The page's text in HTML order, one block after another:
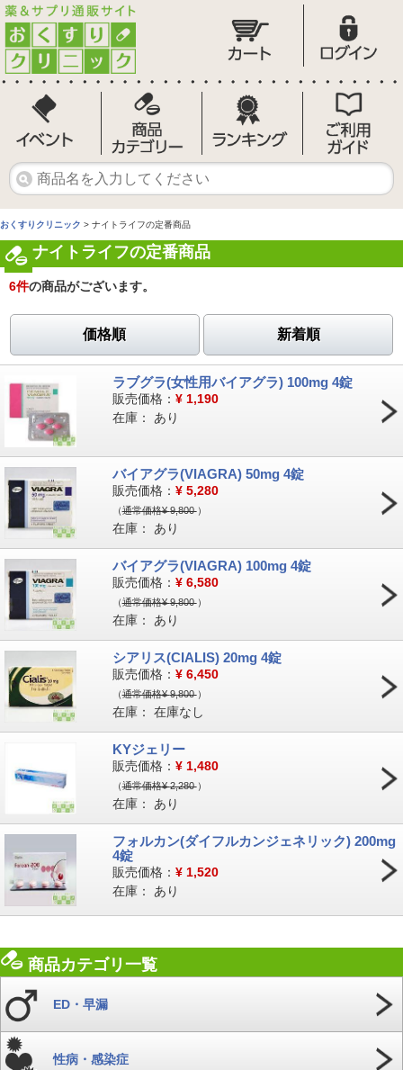
おくすりクリニック > ナイトライフの定番商品
ナイトライフの定番商品
6件の商品がございます。
価格順 新着順
ラブグラ(女性用バイアグラ) 100mg 4錠
販売価格： ¥ 1,190
在庫： あり
バイアグラ(VIAGRA) 50mg 4錠
販売価格： ¥ 5,280
（通常価格¥9,800 ）
在庫： あり
バイアグラ(VIAGRA) 100mg 4錠
販売価格： ¥ 6,580
（通常価格¥9,800 ）
在庫： あり
シアリス(CIALIS) 20mg 4錠
販売価格： ¥ 6,450
（通常価格¥9,800 ）
在庫： 在庫なし
KYジェリー
販売価格： ¥ 1,480
（通常価格¥2,280 ）
在庫： あり
フォルカン(ダイフルカンジェネリック) 200mg
4錠
販売価格： ¥ 1,520
在庫： あり
商品カテゴリ一覧
ED・早漏
性病・感染症